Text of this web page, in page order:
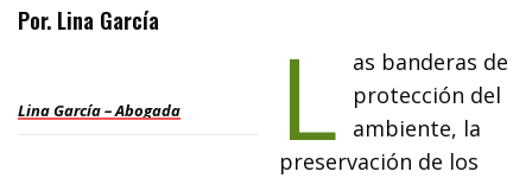
Por. Lina García
Lina García – Abogada L
as banderas de
protección del
ambiente, la
preservación de los